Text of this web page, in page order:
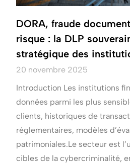
DORA, fraude
risque : la DLP
stratégique des
20 novembre 2025
Introduction Les institutions
données parmi les plus
clients, historiques de
réglementaires, modèles
patrimoniales.Le secteur est
cibles de la cybercriminalité,